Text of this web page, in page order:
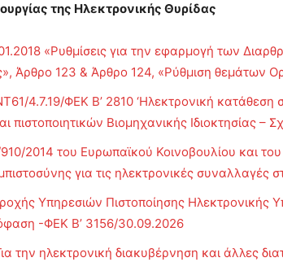
της Ηλεκτρονικής Θυρίδας
«Ρυθμίσεις για την εφαρμογή των
Άρθρο 123 & Άρθρο 124, «Ρύθμιση θεμάτων
4.7.19/ΦΕΚ Β’ 2810 ‘Ηλεκτρονική κατάθεση
πιστοποιητικών Βιομηχανικής Ιδιοκτησίας –
2014 του Ευρωπαϊκού Κοινοβουλίου και
για τις ηλεκτρονικές
Υπηρεσιών Πιστοποίησης
-ΦΕΚ Β’ 3156/30.09.2026
την ηλεκτρονική διακυβέρνηση και άλλες